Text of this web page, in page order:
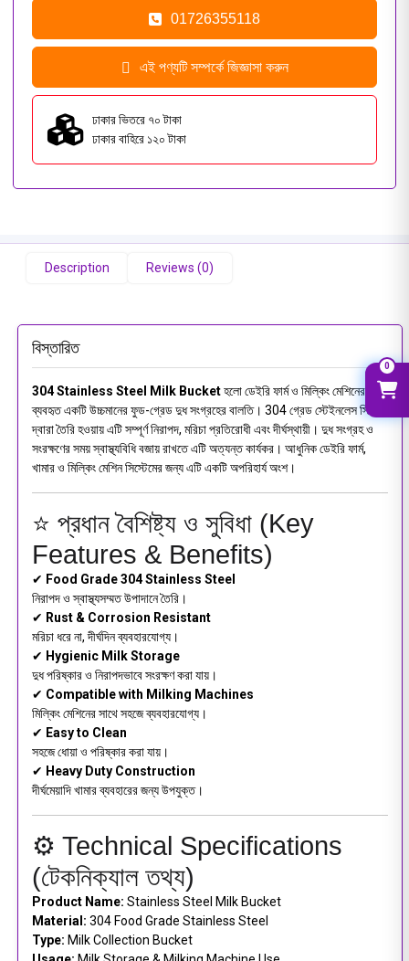
01726355118
এই পণ্যটি সম্পর্কে জিজ্ঞাসা করুন
ঢাকার ভিতরে ৭০ টাকা
ঢাকার বাহিরে ১২০ টাকা
Description Reviews (0)
বিস্তারিত
304 Stainless Steel Milk Bucketহলো ডেইরি ফার্ম ও মিল্কিং মেশিনের জন্য
ব্যবহৃত একটি উচ্চমানের ফুড-গ্রেড দুধ সংগ্রহের বালতি। 304 গ্রেড স্টেইনলেস স্টিল
দ্বারা তৈরি হওয়ায় এটি সম্পূর্ণ নিরাপদ, মরিচা প্রতিরোধী এবং দীর্ঘস্থায়ী। দুধ সংগ্রহ ও
সংরক্ষণের সময় স্বাস্থ্যবিধি বজায় রাখতে এটি অত্যন্ত কার্যকর। আধুনিক ডেইরি ফার্ম,
খামার ও মিল্কিং মেশিন সিস্টেমের জন্য এটি একটি অপরিহার্য অংশ।
⭐ প্রধান বৈশিষ্ট্য ও সুবিধা (Key
Features & Benefits)
✔ Food Grade 304 Stainless Steel
নিরাপদ ও স্বাস্থ্যসম্মত উপাদানে তৈরি।
✔ Rust & Corrosion Resistant
মরিচা ধরে না, দীর্ঘদিন ব্যবহারযোগ্য।
✔ Hygienic Milk Storage
দুধ পরিষ্কার ও নিরাপদভাবে সংরক্ষণ করা যায়।
✔ Compatible with Milking Machines
মিল্কিং মেশিনের সাথে সহজে ব্যবহারযোগ্য।
✔ Easy to Clean
সহজে ধোয়া ও পরিষ্কার করা যায়।
✔ Heavy Duty Construction
দীর্ঘমেয়াদি খামার ব্যবহারের জন্য উপযুক্ত।
⚙️ Technical Specifications
(টেকনিক্যাল তথ্য)
Product Name: Stainless Steel Milk Bucket
Material: 304 Food Grade Stainless Steel
Type: Milk Collection Bucket
0